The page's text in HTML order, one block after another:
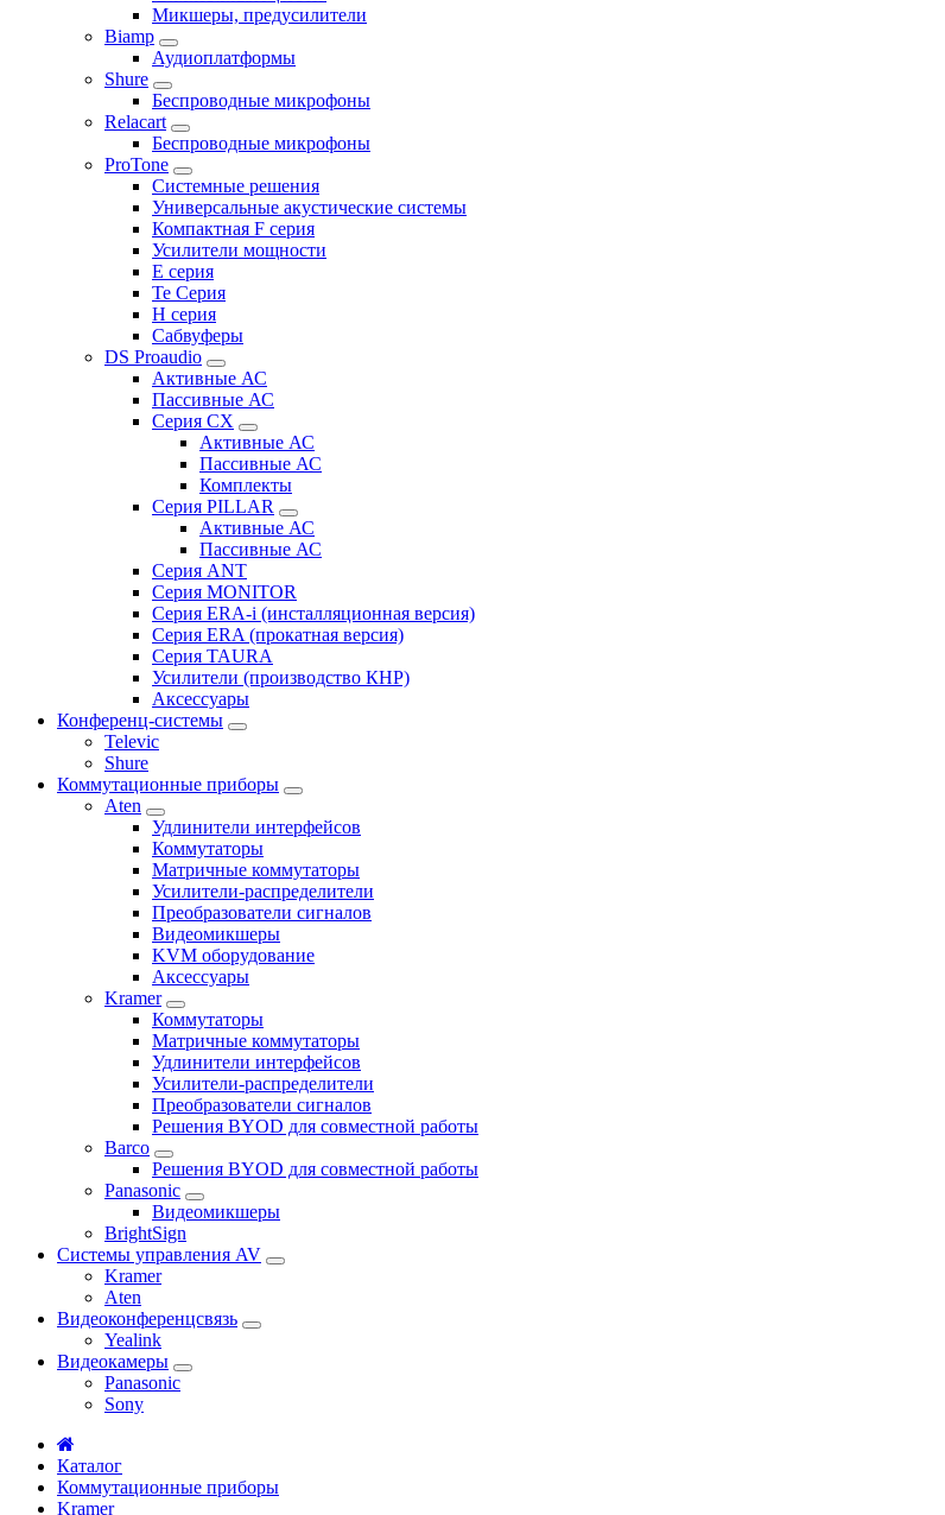
Микшеры, предусилители
Biamp
Аудиоплатформы
Shure
Беспроводные микрофоны
Relacart
Беспроводные микрофоны
ProTone
Системные решения
Универсальные акустические системы
Компактная F серия
Усилители мощности
E серия
Te Серия
H серия
Сабвуферы
DS Proaudio
Активные АС
Пассивные АС
Серия CX
Активные АС
Пассивные АС
Комплекты
Серия PILLAR
Активные АС
Пассивные АС
Серия ANT
Серия MONITOR
Серия ERA-i (инсталляционная версия)
Серия ERA (прокатная версия)
Серия TAURA
Усилители (производство КНР)
Аксессуары
Конференц-системы
Televic
Shure
Коммутационные приборы
Aten
Удлинители интерфейсов
Коммутаторы
Матричные коммутаторы
Усилители-распределители
Преобразователи сигналов
Видеомикшеры
KVM оборудование
Аксессуары
Kramer
Коммутаторы
Матричные коммутаторы
Удлинители интерфейсов
Усилители-распределители
Преобразователи сигналов
Решения BYOD для совместной работы
Barco
Решения BYOD для совместной работы
Panasonic
Видеомикшеры
BrightSign
Системы управления AV
Kramer
Aten
Видеоконференцсвязь
Yealink
Видеокамеры
Panasonic
Sony
Каталог
Коммутационные приборы
Kramer